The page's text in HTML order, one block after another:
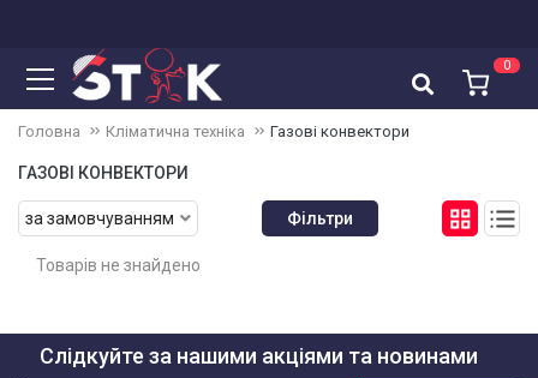
0
Кошик
Кошик порожній
Головна Кліматична техніка Газові конвектори
ГАЗОВІ КОНВЕКТОРИ
Фільтри
за замовчуванням
Товарів не знайдено
Слідкуйте за нашими акціями та новинами